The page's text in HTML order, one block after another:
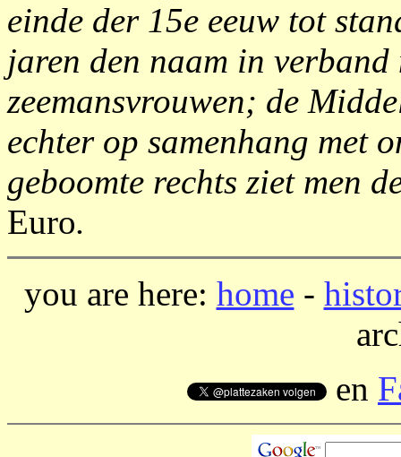
einde der 15e eeuw tot
jaren den naam in verband
zeemansvrouwen; de
echter op samenhang met
geboomte rechts ziet men
Euro.
you are here: home -
en